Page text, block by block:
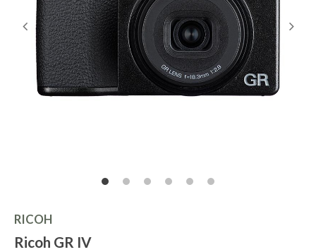
RICOH
Ricoh GR IV